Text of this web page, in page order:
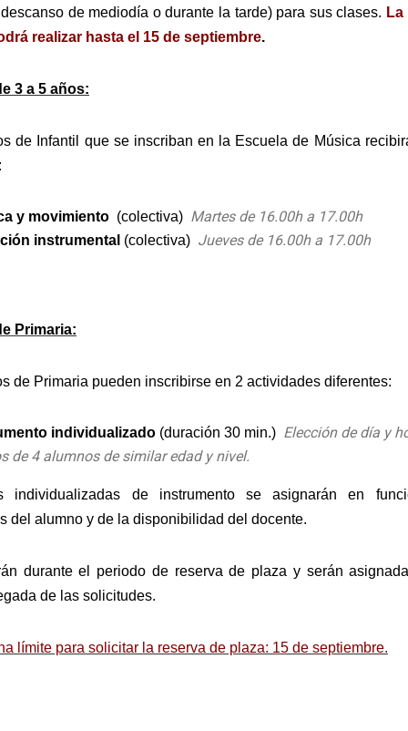
de mediodía o durante la tarde) para sus clases.
realizar hasta el 15 de septiembre.
3 a 5 años:
de Infantil que se inscriban en la Escuela de Música
y movimiento (colectiva) Martes de 16.00h a 17.00h
instrumental (colectiva) Jueves de 16.00h a 17.00h
Primaria:
de Primaria pueden inscribirse en 2 actividades diferentes:
individualizado (duración 30 min.) Elección de día y
de 4 alumnos de similar edad y nivel.
individualizadas de instrumento se asignarán en
del alumno y de la disponibilidad del docente.
durante el periodo de reserva de plaza y serán
de las solicitudes.
límite para solicitar la reserva de plaza: 15 de septiembre.